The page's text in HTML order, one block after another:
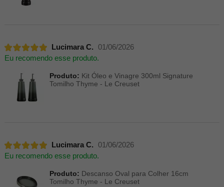
Lucimara C.
01/06/2026
Eu recomendo esse produto.
Produto: Kit Óleo e Vinagre 300ml Signature
Tomilho Thyme - Le Creuset
Lucimara C.
01/06/2026
Eu recomendo esse produto.
Produto: Descanso Oval para Colher 16cm
Tomilho Thyme - Le Creuset